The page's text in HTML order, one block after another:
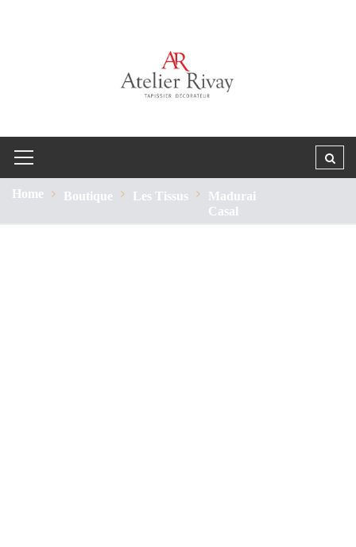
Home Boutique Les Tissus
Madurai
Casal